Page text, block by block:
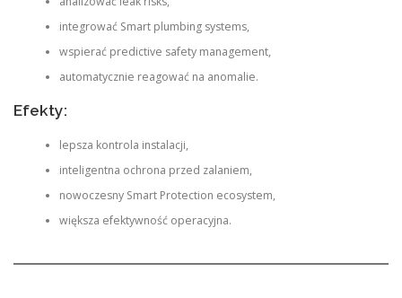
integrować Smart plumbing systems,
wspierać predictive safety management,
automatycznie reagować na anomalie.
Efekty:
lepsza kontrola instalacji,
inteligentna ochrona przed zalaniem,
nowoczesny Smart Protection ecosystem,
większa efektywność operacyjna.